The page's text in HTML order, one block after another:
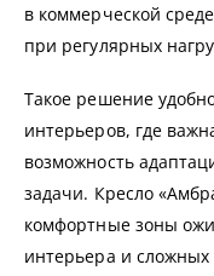
в коммерческой
при регулярных
Такое решение
интерьеров, где
возможность
задачи. Кресло
комфортные зоны
интерьера и